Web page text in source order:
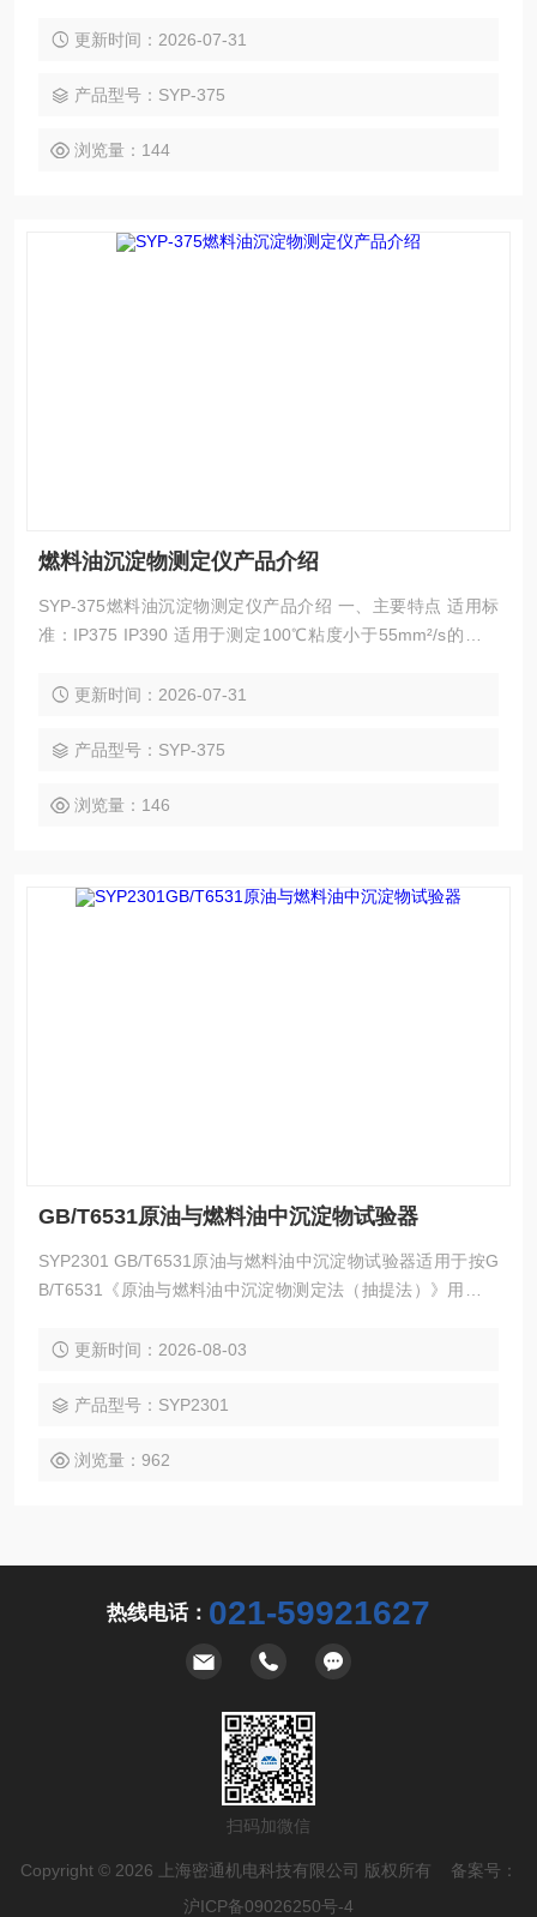
由金属恒温浴、电控装置、加热过滤装置、蒸汽发生器、真空
仪产品介绍生产厂家
更新时间：2026-07-31
产品型号：SYP-375
浏览量：144
燃料油沉淀物测定仪产品介绍
SYP-375燃料油沉淀物测定仪产品介绍 一、主要特点 适用标
准：IP375 IP390 适用于测定100℃粘度小于55mm²/s的残渣
由金属恒温浴、电控装置、加热过滤装置、蒸汽发生器、真空
作而成，双加热孔，导热均匀。 过滤装置由黄铜制成，内部均
更新时间：2026-07-31
产品型号：SYP-375
浏览量：146
GB/T6531原油与燃料油中沉淀物试验器
SYP2301 GB/T6531原油与燃料油中沉淀物试验器适用于按G
B/T6531《原油与燃料油中沉淀物测定法（抽提法）》用于用
国际标准ISO3735《原油与燃料油中沉淀物测定法（抽提
更新时间：2026-08-03
产品型号：SYP2301
浏览量：962
热线电话： 021-59921627
扫码加微信
Copyright © 2026 上海密通机电科技有限公司 版权所有 备案号：
沪ICP备09026250号-4